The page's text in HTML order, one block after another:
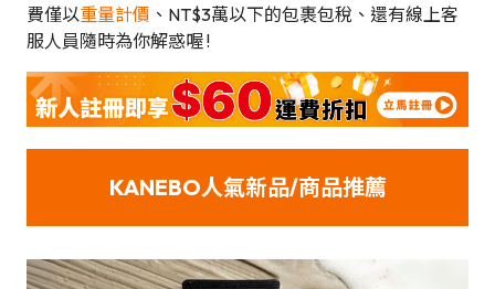
費僅以重量計價 、NT$3萬以下的包裹包稅、還有線上客
服人員隨時為你解惑喔 !
KANEBO人氣新品/商品推薦